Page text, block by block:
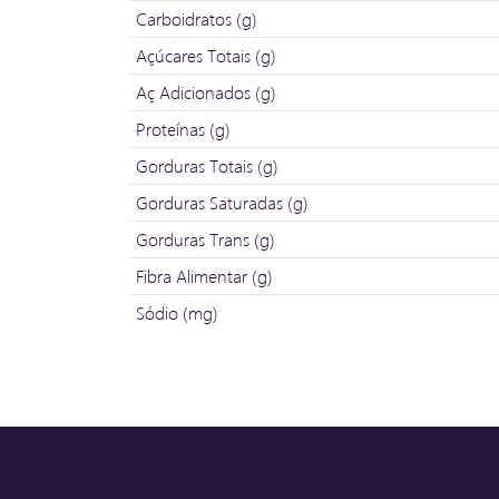
Carboidratos (g)
Açúcares Totais (g)
Aç Adicionados (g)
Proteínas (g)
Gorduras Totais (g)
Gorduras Saturadas (g)
Gorduras Trans (g)
Fibra Alimentar (g)
Sódio (mg)